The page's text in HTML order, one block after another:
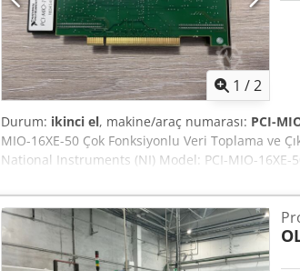
1 /2
Durum: ikinci el, makine/araç numarası: PCI-
MIO-16XE-50 Çok Fonksiyonlu Veri Toplama ve
National Instruments (NI) Model: PCI-MIO-16XE-
– Tamamen Test Edilmiş ve Çalışır Durumda
Analog Girişler: 16 AI (16-Bit, 20 kS/s)
8 DIO Sayıcılar: İki adet 24-bit sayıcı/
ile test edildi ve çalışır durumda olduğu
doğrulanmıştır. LabVIEW ve LabWindows/CVI